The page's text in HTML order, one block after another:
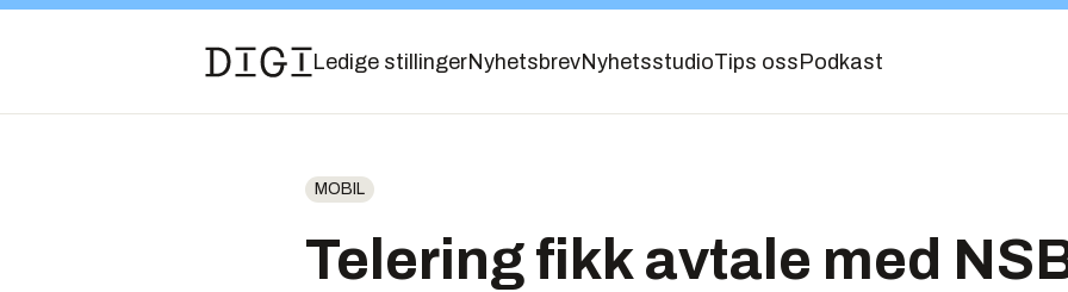
Ledige stillingerNyhetsbrevNyhetsstudioTips oss Podkast
MOBIL
Telering fikk avtale med